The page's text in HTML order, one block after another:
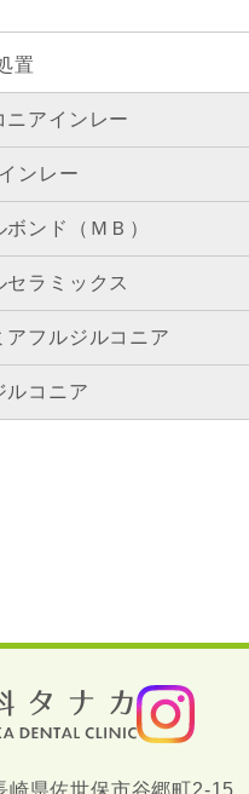
置
ニアインレー
ンレー
ボンド（ＭＢ）
セラミックス
アフルジルコニア
ルコニア
崎県佐世保市谷郷町2-15